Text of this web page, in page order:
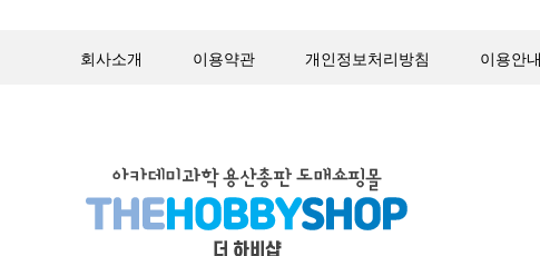
회사소개 이용약관 개인정보처리방침 이용안내